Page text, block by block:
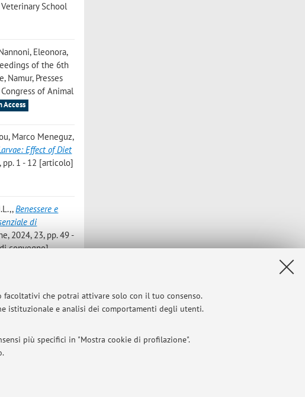
che potrai attivare solo con il tuo consenso.
istituzionale e analisi dei comportamenti degli utenti.
più specifici in "Mostra cookie di profilazione".
School
Eleonora,
of the 6th
Namur, Presses
of Animal
Access
Marco Meneguz,
Effect of Diet
pp. 1 - 12 [articolo]
,Benessere e
di
2024, 23, pp. 49 -
convegno]
of the European
Annual Meeting